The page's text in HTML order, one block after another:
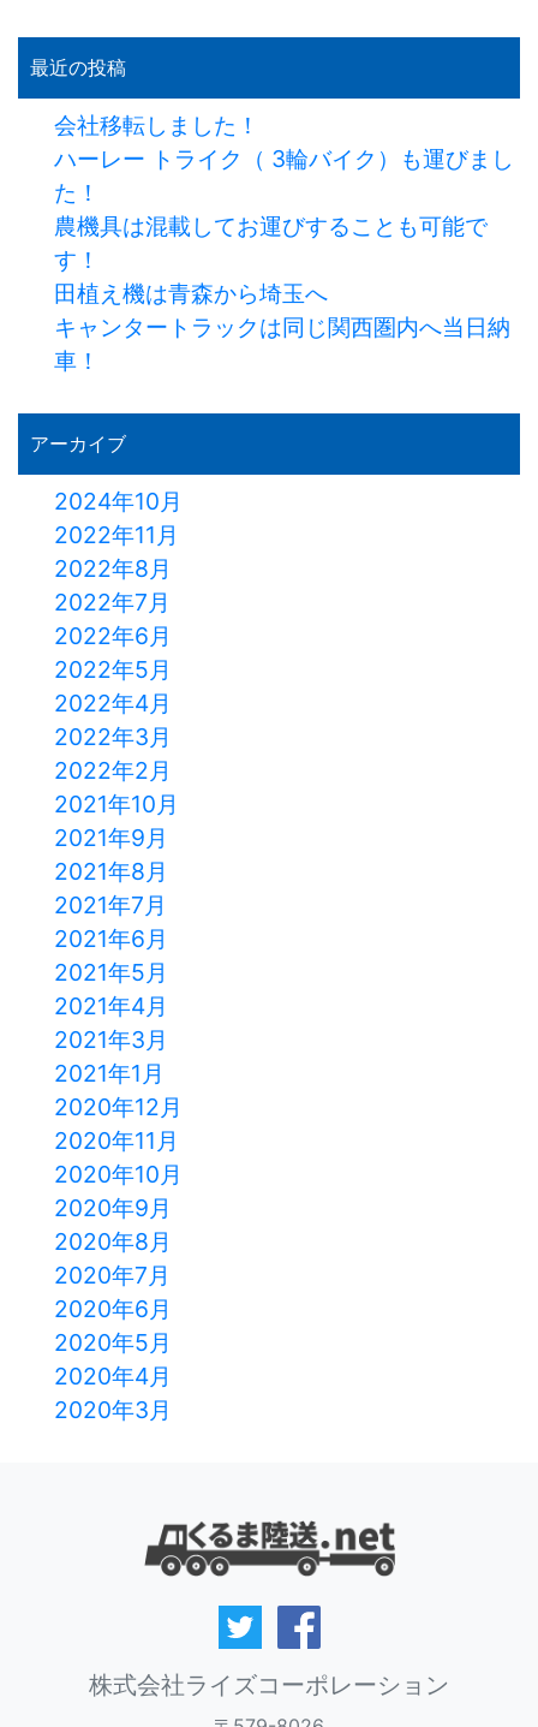
最近の投稿
会社移転しました！
ハーレー トライク（ 3輪バイク）も運びまし
た！
農機具は混載してお運びすることも可能で
す！
田植え機は青森から埼玉へ
キャンタートラックは同じ関西圏内へ当日納
車！
アーカイブ
2024年10月
2022年11月
2022年8月
2022年7月
2022年6月
2022年5月
2022年4月
2022年3月
2022年2月
2021年10月
2021年9月
2021年8月
2021年7月
2021年6月
2021年5月
2021年4月
2021年3月
2021年1月
2020年12月
2020年11月
2020年10月
2020年9月
2020年8月
2020年7月
2020年6月
2020年5月
2020年4月
2020年3月
株式会社ライズコーポレーション